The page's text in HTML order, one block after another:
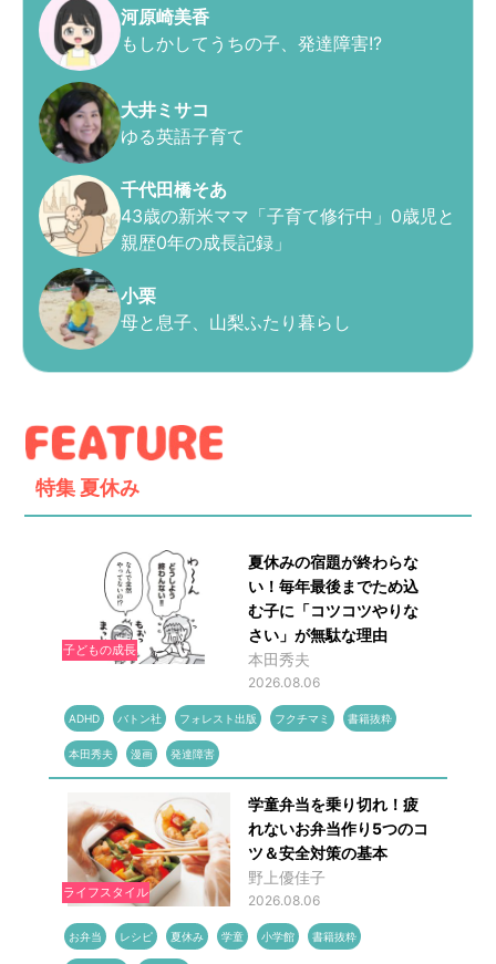
河原崎美香
もしかしてうちの子、発達障害!?
大井ミサコ
ゆる英語子育て
千代田橋そあ
43歳の新米ママ「子育て修行中」0歳児と
親歴0年の成長記録」
小栗
母と息子、山梨ふたり暮らし
特集 夏休み
子どもの成長
夏休みの宿題が終わらな
い！毎年最後までため込
む子に「コツコツやりな
さい」が無駄な理由
本田秀夫
2026.08.06
ADHD バトン社 フォレスト出版 フクチマミ 書籍抜粋
本田秀夫 漫画 発達障害
ライフスタイル
学童弁当を乗り切れ！疲
れないお弁当作り5つのコ
ツ＆安全対策の基本
野上優佳子
2026.08.06
お弁当 レシピ 夏休み 学童 小学館 書籍抜粋